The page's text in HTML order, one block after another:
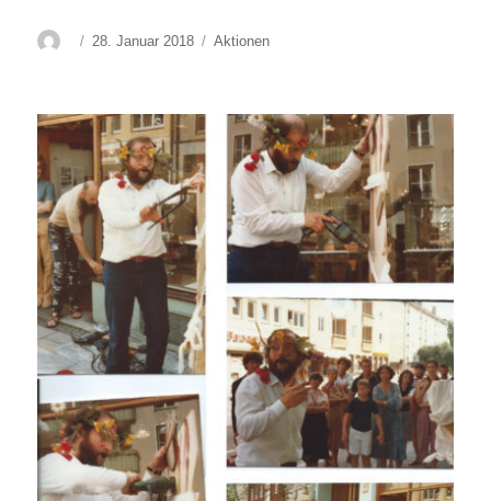
AutorVeröffentlicht
28. Januar 2018 Kategorien
Aktionen